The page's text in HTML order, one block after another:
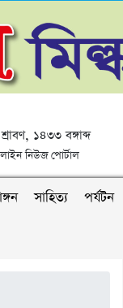
১৪৩৩ বঙ্গাব্দ
নিউজ পোর্টাল
সাহিত্য পর্যটন